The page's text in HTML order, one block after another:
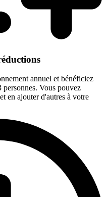
annuel et bénéficiez
personnes. Vous pouvez
en ajouter d'autres à votre